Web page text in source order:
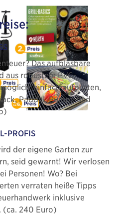
Das aufblasbare
aus robustem PVC-
einfach aufpusten,
Paddel, Pumpe und
PROFIS
der eigene Garten zur
seid gewarnt! Wir verlosen
Personen! Wo? Bei
verraten heiße Tipps
inklusive
(ca. 240 Euro)